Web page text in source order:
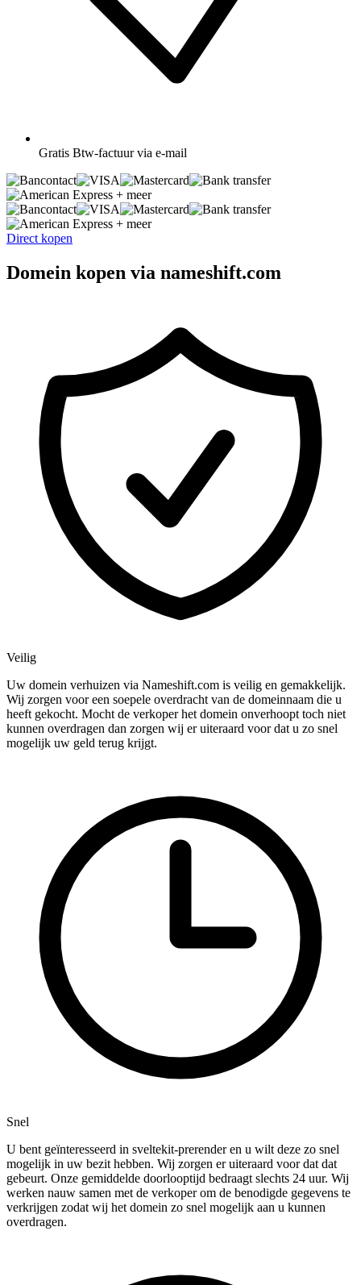
Gratis Btw-factuur via e-mail
+ meer
+ meer
Direct kopen
Domein kopen via nameshift.com
Veilig
Uw domein verhuizen via Nameshift.com is veilig en gemakkelijk.
Wij zorgen voor een soepele overdracht van de domeinnaam die u
heeft gekocht. Mocht de verkoper het domein onverhoopt toch niet
kunnen overdragen dan zorgen wij er uiteraard voor dat u zo snel
mogelijk uw geld terug krijgt.
Snel
U bent geïnteresseerd in sveltekit-prerender en u wilt deze zo snel
mogelijk in uw bezit hebben. Wij zorgen er uiteraard voor dat dat
gebeurt. Onze gemiddelde doorlooptijd bedraagt slechts 24 uur. Wij
werken nauw samen met de verkoper om de benodigde gegevens te
verkrijgen zodat wij het domein zo snel mogelijk aan u kunnen
overdragen.